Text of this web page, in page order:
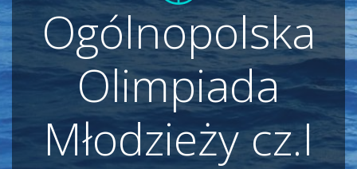
Ogólnopolska
Olimpiada
Młodzieży cz.I